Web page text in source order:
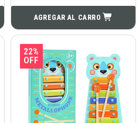
AGREGAR AL CARRO
22%
OFF